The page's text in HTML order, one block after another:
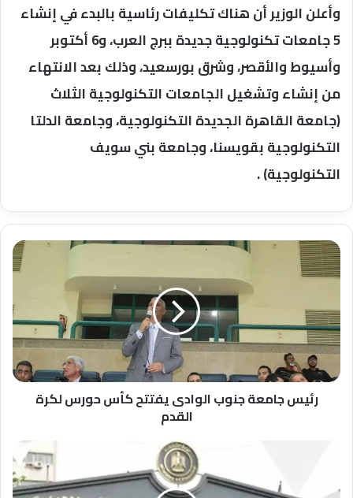
وأعلن الوزير أن هناك تكليفات رئاسية بالبدء في إنشاء
5 جامعات تكنولوجية جديدة ببرج العرب، و6 أكتوبر
وأسيوط والأقصر، وشرق بورسعيد، وذلك بعد الانتهاء
من إنشاء وتشغيل الجامعات التكنولوجية الثلاث
(جامعة القاهرة الجديدة التكنولوجية، وجامعة الدلتا
التكنولوجية بقويسنا، وجامعة بني سويف
التكنولوجية) .
رئيس
جامعة
جنوب
يفتتح
كأس
حورس
القدم
رئيس جامعة جنوب الوادى يفتتح كأس حورس لكرة
القدم